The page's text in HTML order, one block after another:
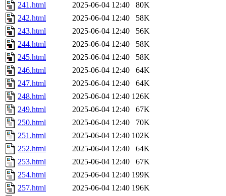
241.html
2025-06-04 12:40
80K
242.html
2025-06-04 12:40
58K
243.html
2025-06-04 12:40
56K
244.html
2025-06-04 12:40
58K
245.html
2025-06-04 12:40
58K
246.html
2025-06-04 12:40
64K
247.html
2025-06-04 12:40
64K
248.html
2025-06-04 12:40 126K
249.html
2025-06-04 12:40
67K
250.html
2025-06-04 12:40
70K
251.html
2025-06-04 12:40 102K
252.html
2025-06-04 12:40
64K
253.html
2025-06-04 12:40
67K
254.html
2025-06-04 12:40 199K
257.html
2025-06-04 12:40 196K